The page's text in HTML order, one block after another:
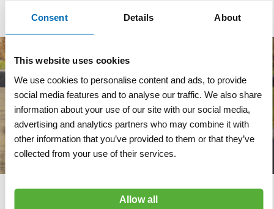
Consent Details About
This website uses cookies
We use cookies to personalise content and ads, to provide
social media features and to analyse our traffic. We also share
information about your use of our site with our social media,
advertising and analytics partners who may combine it with
other information that you’ve provided to them or that they’ve
collected from your use of their services.
Allow all
Wij adviseren u graag